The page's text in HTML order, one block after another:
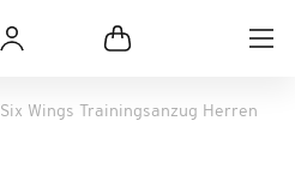
Six Wings Trainingsanzug Herren